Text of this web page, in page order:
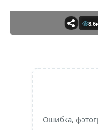
Ошибка,